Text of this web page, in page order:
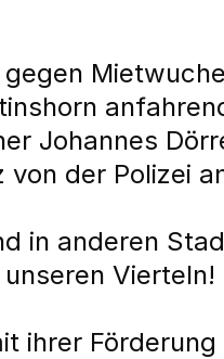
Johannes
der Polizei
in anderen
Vierteln!
ihrer